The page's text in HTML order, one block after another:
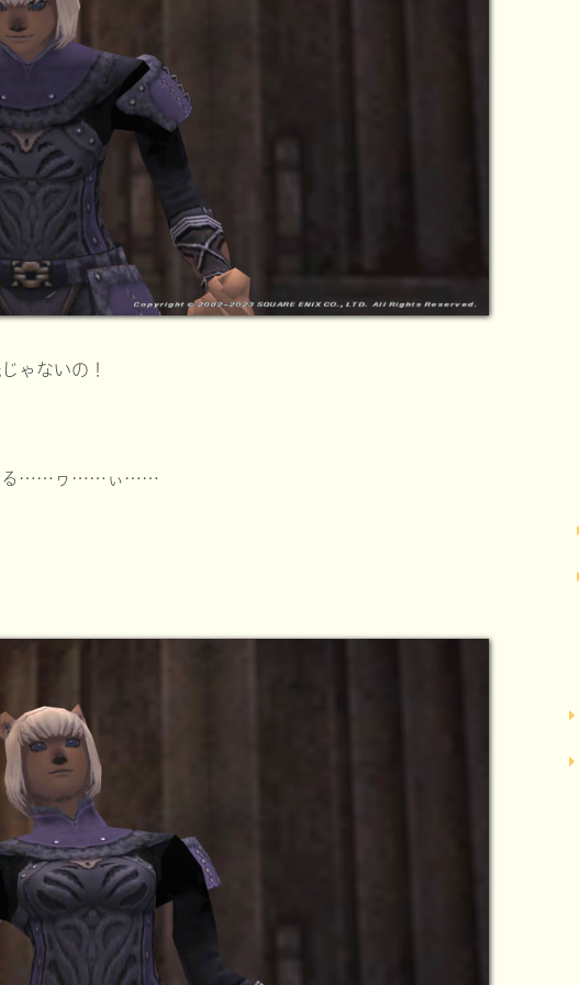
ゃないの！
る……ヮ……ぃ……